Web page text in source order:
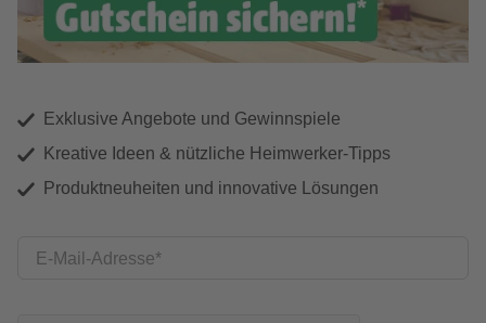
Exklusive Angebote und Gewinnspiele
Kreative Ideen & nützliche Heimwerker-Tipps
Produktneuheiten und innovative Lösungen
E-Mail-Adresse